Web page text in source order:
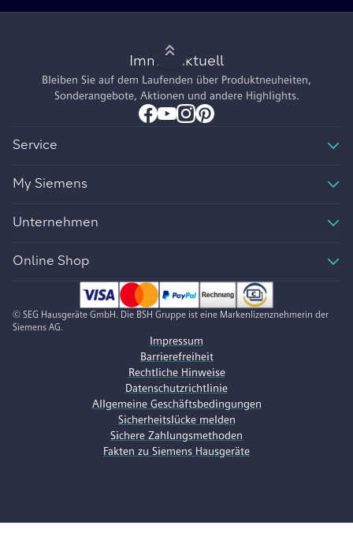
Immer aktuell
Bleiben Sie auf dem Laufenden über Produktneuheiten,
Sonderangebote, Aktionen und andere Highlights.
Service
My Siemens
Unternehmen
Online Shop
© SEG Hausgeräte GmbH. Die BSH Gruppe ist eine Markenlizenznehmerin der
Siemens AG.
Impressum
Barrierefreiheit
Rechtliche Hinweise
Datenschutzrichtlinie
Allgemeine Geschäftsbedingungen
Sicherheitslücke melden
Sichere Zahlungsmethoden
Fakten zu Siemens Hausgeräte